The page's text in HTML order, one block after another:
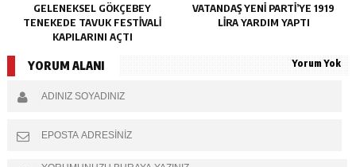
GELENEKSEL GÖKÇEBEY
TENEKEDE TAVUK FESTIVALI
KAPILARINI AÇTI
VATANDAŞ YENİ PARTİ’YE 1919
LİRA YARDIM YAPTI
YORUM ALANI Yorum Yok